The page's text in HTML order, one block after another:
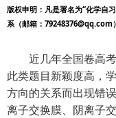
版权申明 ：凡是署名为“化学自
系（邮箱：79248376@qq.com
近几年全国卷高
此类题目新颖度高，
方向的关系而出现错
离子交换膜、阴离子